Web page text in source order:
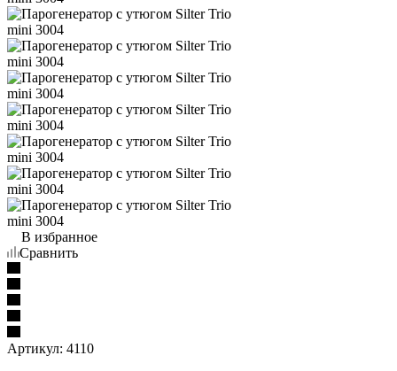
В избранное
Сравнить
Артикул: 4110